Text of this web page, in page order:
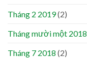
Tháng 2 2019(2)
Tháng mười một 2018
Tháng 7 2018 (2)